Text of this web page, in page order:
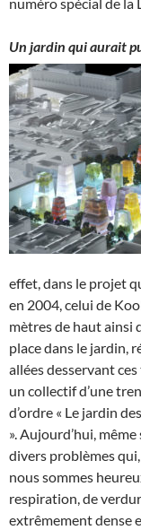
Un jardin qui aurait
effet, dans le projet
en 2004, celui de
mètres de haut ainsi
place dans le jardin,
allées desservant
un collectif d’une
d’ordre « Le jardin
». Aujourd’hui,
divers problèmes
nous sommes
respiration, de
extrêmement dense